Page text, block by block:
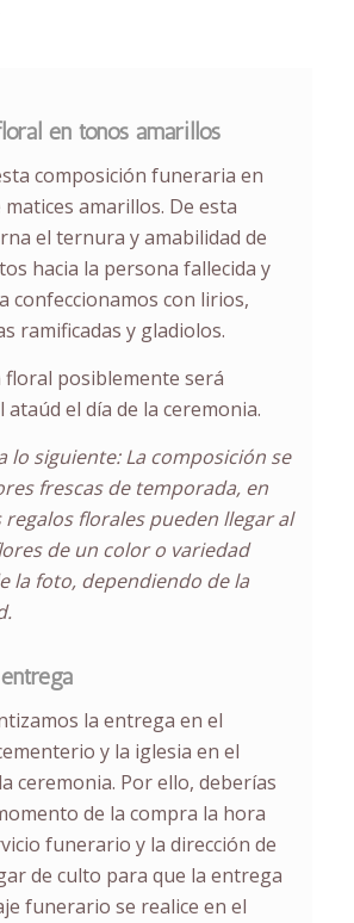
en tonos amarillos
composición funeraria en
amarillos. De esta
el ternura y amabilidad de
hacia la persona fallecida y
confeccionamos con lirios,
ramificadas y gladiolos.
floral posiblemente será
ataúd el día de la ceremonia.
lo siguiente: La composición se
frescas de temporada, en
regalos florales pueden llegar al
de un color o variedad
la foto, dependiendo de la
la entrega en el
y la iglesia en el
ceremonia. Por ello, deberías
de la compra la hora
funerario y la dirección de
de culto para que la entrega
funerario se realice en el